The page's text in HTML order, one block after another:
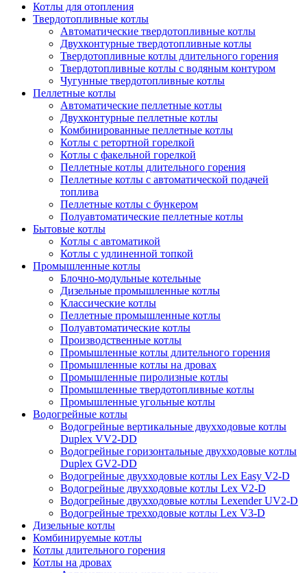
Котлы для отопления
Твердотопливные котлы
Автоматические твердотопливные котлы
Двухконтурные твердотопливные котлы
Твердотопливные котлы длительного горения
Твердотопливные котлы с водяным контуром
Чугунные твердотопливные котлы
Пеллетные котлы
Автоматические пеллетные котлы
Двухконтурные пеллетные котлы
Комбинированные пеллетные котлы
Котлы с ретортной горелкой
Котлы с факельной горелкой
Пеллетные котлы длительного горения
Пеллетные котлы с автоматической подачей
топлива
Пеллетные котлы с бункером
Полуавтоматические пеллетные котлы
Бытовые котлы
Котлы с автоматикой
Котлы с удлиненной топкой
Промышленные котлы
Блочно-модульные котельные
Дизельные промышленные котлы
Классические котлы
Пеллетные промышленные котлы
Полуавтоматические котлы
Производственные котлы
Промышленные котлы длительного горения
Промышленные котлы на дровах
Промышленные пиролизные котлы
Промышленные твердотопливные котлы
Промышленные угольные котлы
Водогрейные котлы
Водогрейные вертикальные двухходовые котлы
Duplex VV2-DD
Водогрейные горизонтальные двухходовые котлы
Duplex GV2-DD
Водогрейные двухходовые котлы Lex Easy V2-D
Водогрейные двухходовые котлы Lex V2-D
Водогрейные двухходовые котлы Lexender UV2-D
Водогрейные трехходовые котлы Lex V3-D
Дизельные котлы
Комбинируемые котлы
Котлы длительного горения
Котлы на дровах